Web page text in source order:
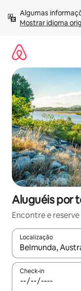
para
Mostrar idioma
Aluguéis por
Encontre e
Localização
Quando os
Check-in